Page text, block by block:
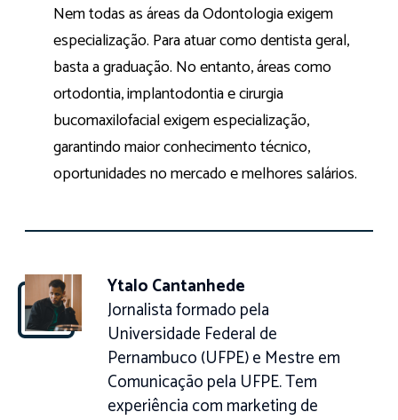
Nem todas as áreas da Odontologia exigem
especialização. Para atuar como dentista geral,
basta a graduação. No entanto, áreas como
ortodontia, implantodontia e cirurgia
bucomaxilofacial exigem especialização,
garantindo maior conhecimento técnico,
oportunidades no mercado e melhores salários.
Ytalo Cantanhede
Jornalista formado pela
Universidade Federal de
Pernambuco (UFPE) e Mestre em
Comunicação pela UFPE. Tem
experiência com marketing de